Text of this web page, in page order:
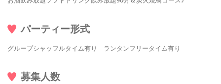
パーティー形式
グループシャッフルタイム有り ランタンフリータイム有り
募集人数